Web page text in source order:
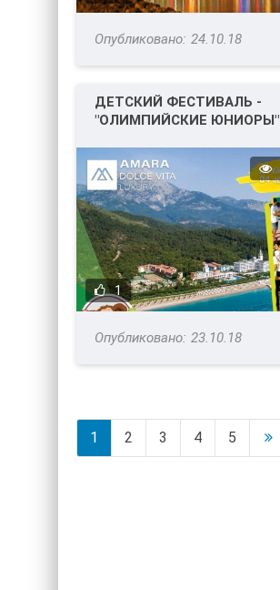
24.10.18
ДЕТСКИЙ ФЕСТИВАЛЬ -
"ОЛИМПИЙСКИЕ ЮНИОРЫ"
VITA 5*
1
23.10.18
1 2 3 4 5